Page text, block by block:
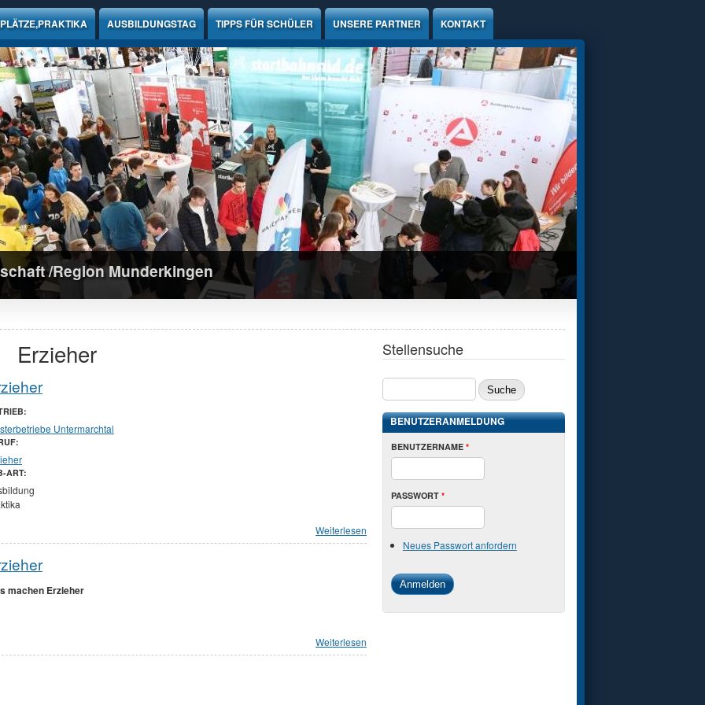
AUSBILDUNGSTAG TIPPS FÜR SCHÜLER UNSERE PARTNER KONTAKT
/Region Munderkingen
Erzieher
Untermarchtal
ART:
Weiterlesen
machen Erzieher
Weiterlesen
Stellensuche
BENUTZERANMELDUNG
BENUTZERNAME *
PASSWORT *
Neues Passwort anfordern